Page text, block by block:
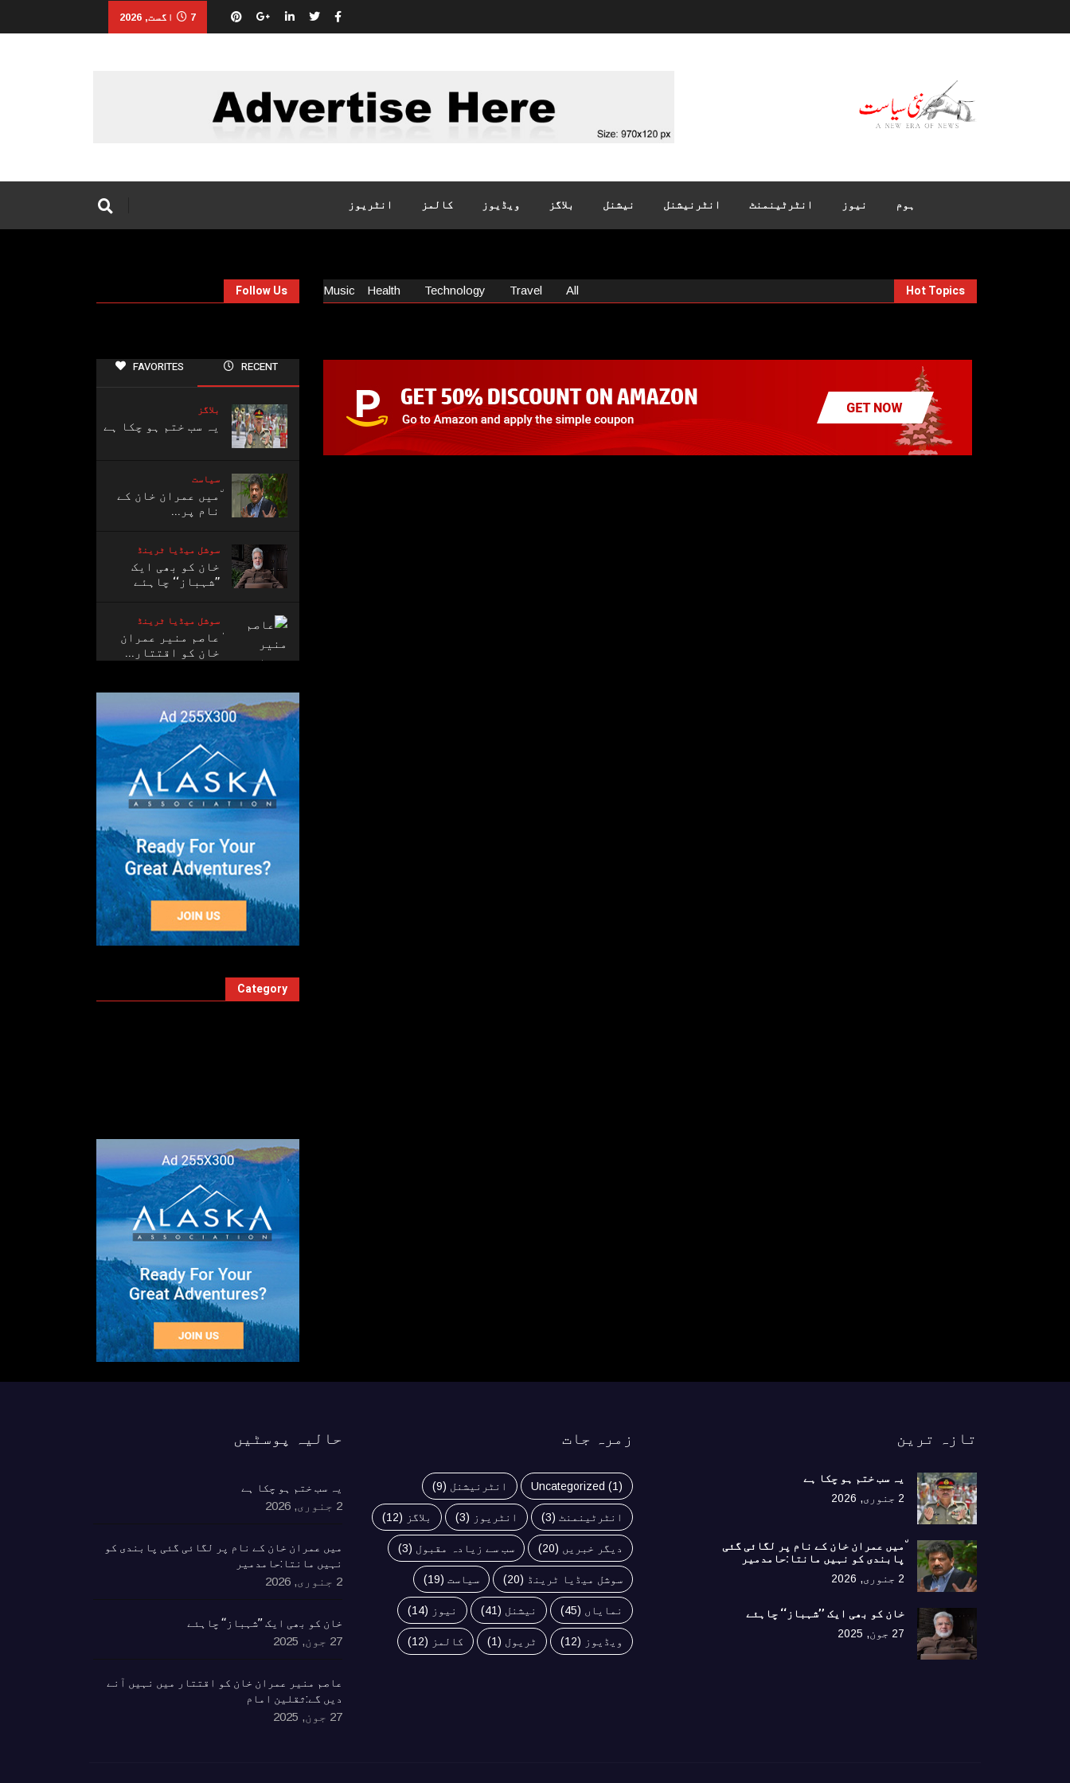
7 اگست, 2026
ہوم نیوز انٹرٹینمنٹ انٹرنیشنل نیشنل بلاگز ویڈیوز کالمز انٹریوز
Hot Topics
All
Travel
Technology
Health
Music
Follow Us
RECENT
FAVORITES
بلاگز
یہ سب ختم ہو چکا ہے
سیاست
٘میں عمران خان کے
نام پر...
سوشل میڈیا ٹرینڈ
خان کو بھی ایک
’’شہباز‘‘ چاہئے​
سوشل میڈیا ٹرینڈ
ٰعاصم منیر عمران
خان کو اقتتار...
Category
تازہ ترین
یہ سب ختم ہو چکا ہے
2 جنوری, 2026
٘میں عمران خان کے نام پر لگائی گئی
پابندی کو نہیں مانتا:حامدمیر
2 جنوری, 2026
خان کو بھی ایک ’’شہباز‘‘ چاہئے​
27 جون, 2025
زمرہ جات
Uncategorized (1) انٹرنیشنل (9)
انٹرٹینمنٹ (3) انٹریوز (3) بلاگز (12)
دیگر خبریں (20) سب سے زیادہ مقبول (3)
سوشل میڈیا ٹرینڈ (20) سیاست (19)
نمایاں (45) نیشنل (41) نیوز (14)
ویڈیوز (12) ٹریول (1) کالمز (12)
حالیہ پوسٹیں
یہ سب ختم ہو چکا ہے
2 جنوری, 2026
٘میں عمران خان کے نام پر لگائی گئی پابندی کو
نہیں مانتا:حامدمیر
2 جنوری, 2026
خان کو بھی ایک ’’شہباز‘‘ چاہئے​
27 جون, 2025
ٰعاصم منیر عمران خان کو اقتتار میں نہیں آنے
دیں گے:ثقلین امام
27 جون, 2025